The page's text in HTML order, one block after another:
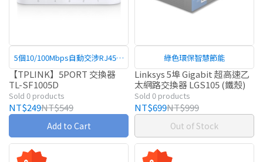
5個10/100Mbps自動交涉RJ45連
接埠
【TPLINK】5PORT 交換器
TL-SF1005D
Sold 0 products
NT$249NT$549
Add to Cart
綠色環保智慧節能
Linksys 5埠 Gigabit 超高速乙
太網路交換器 LGS105 (鐵殼)
Sold 0 products
NT$699NT$999
Out of Stock